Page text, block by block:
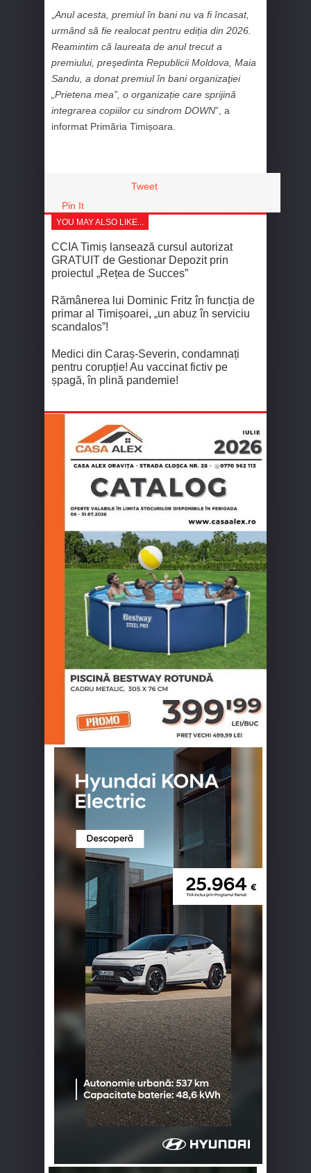
Anul acesta, premiul în bani nu va fi încasat,
urmând să fie realocat pentru ediția din 2026.
Reamintim că laureata de anul trecut a
premiului, preşedinta Republicii Moldova, Maia
Sandu, a donat premiul în bani organizaţiei
„Prietena mea”, o organizație care sprijină
integrarea copiilor cu sindrom DOWN”, a
informat Primăria Timișoara.
Tweet
Pin It
YOU MAY ALSO LIKE...
CCIA Timiș lansează cursul autorizat
GRATUIT de Gestionar Depozit prin
proiectul „Rețea de Succes”
Rămânerea lui Dominic Fritz în funcția de
primar al Timișoarei, „un abuz în serviciu
scandalos”!
Medici din Caraș-Severin, condamnați
pentru corupție! Au vaccinat fictiv pe
șpagă, în plină pandemie!